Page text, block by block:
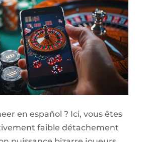
en español ? Ici, vous êtes
faible détachement